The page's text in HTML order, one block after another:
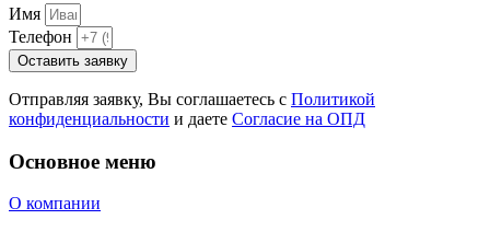
Имя
Телефон
Оставить заявку
Отправляя заявку, Вы соглашаетесь с Политикой
конфиденциальности и даете Согласие на ОПД
Основное меню
О компании